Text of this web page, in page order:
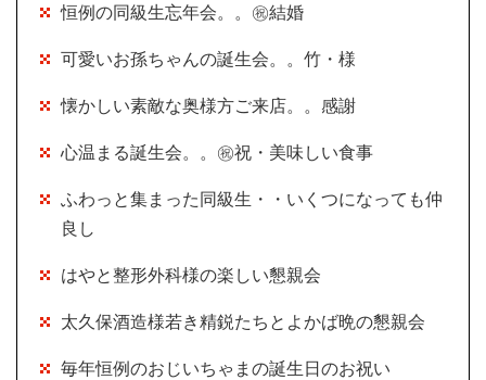
恒例の同級生忘年会。。㊗結婚
可愛いお孫ちゃんの誕生会。。竹・様
懐かしい素敵な奥様方ご来店。。感謝
心温まる誕生会。。㊗祝・美味しい食事
ふわっと集まった同級生・・いくつになっても仲
良し
はやと整形外科様の楽しい懇親会
太久保酒造様若き精鋭たちとよかば晩の懇親会
毎年恒例のおじいちゃまの誕生日のお祝い